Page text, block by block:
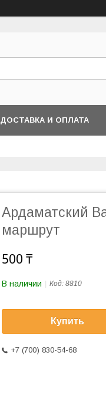
ДОСТАВКА И ОПЛАТА
Ардаматский
маршрут
500 ₸
В наличии Код: 8810
Купить
+7 (700) 830-54-68